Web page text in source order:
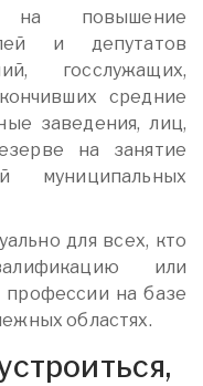
на повышение
и депутатов
госслужащих,
средние
заведения, лиц,
на занятие
муниципальных
для всех, кто
или
профессии на базе
областях.